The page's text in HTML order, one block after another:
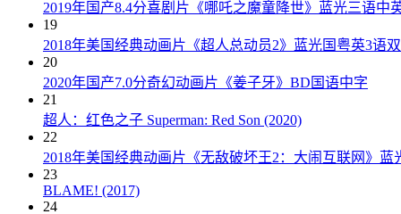
2019年国产8.4分喜剧片《哪吒之魔童降世》蓝光三语中
19
2018年美国经典动画片《超人总动员2》蓝光国粤英3语
20
2020年国产7.0分奇幻动画片《姜子牙》BD国语中字
21
超人：红色之子 Superman: Red Son (2020)
22
2018年美国经典动画片《无敌破坏王2：大闹互联网》蓝
23
BLAME! (2017)
24